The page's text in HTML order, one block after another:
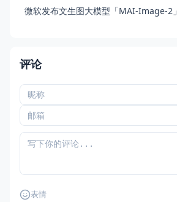
微软发布文生图大模型「MAI-Image-2」
评论
表情